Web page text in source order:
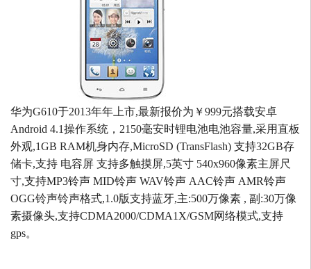
华为G610于2013年年上市,最新报价为￥999元搭载安卓
Android 4.1操作系统，2150毫安时锂电池电池容量,采用直板
外观,1GB RAM机身内存,MicroSD (TransFlash) 支持32GB存
储卡,支持 电容屏 支持多触摸屏,5英寸 540x960像素主屏尺
寸,支持MP3铃声 MID铃声 WAV铃声 AAC铃声 AMR铃声
OGG铃声铃声格式,1.0版支持蓝牙,主:500万像素 , 副:30万像
素摄像头,支持CDMA2000/CDMA1X/GSM网络模式,支持
gps。